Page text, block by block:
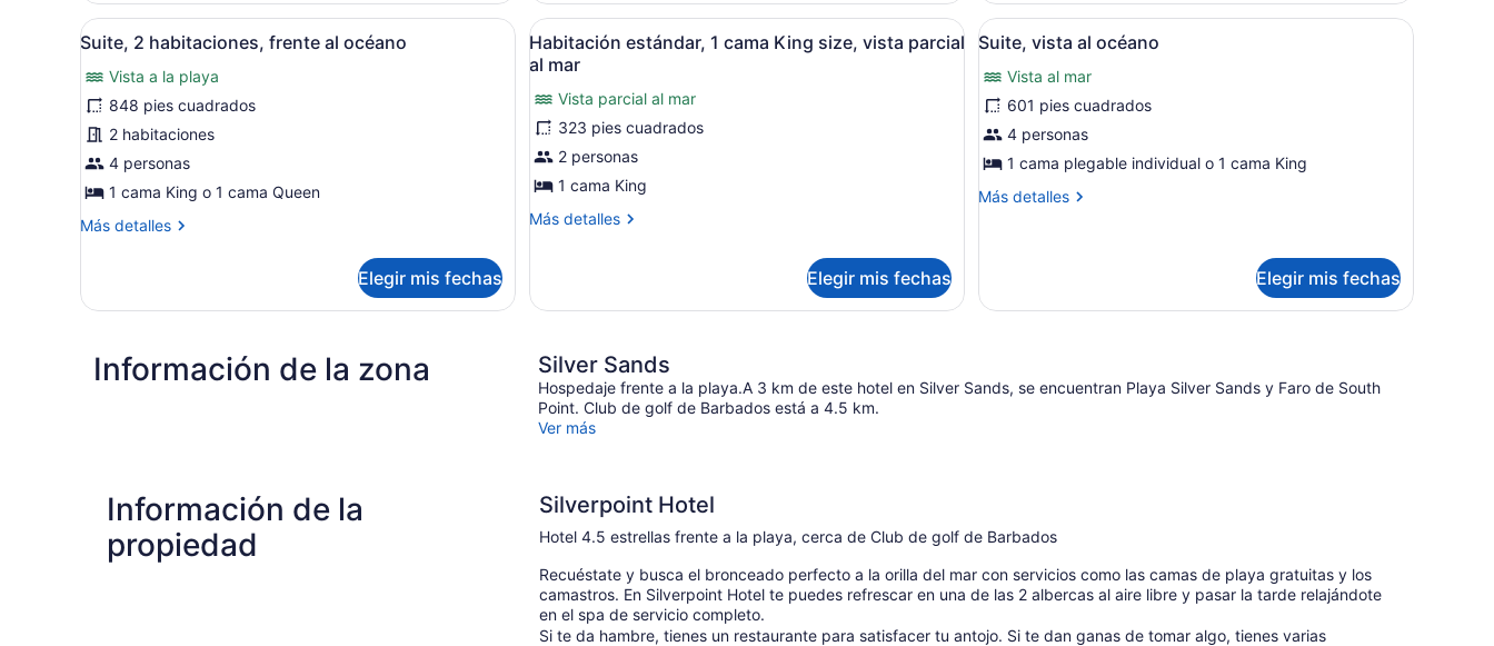
frente
al
océano
cama
King
frente
al
océano
size
y
sofá
cama
King
size
y
sofá
cama
al
océano
Abrir
todas
las
fotos
de
Suite,
2
habitaciones,
frente
Suite, 2 habitaciones, frente al océano | Ropa de cama de alta calidad y caja de seguridad en la habitación
5
Suite, 2 habitaciones, frente al océano
Vista a la playa
848 pies cuadrados
2 habitaciones
4 personas
1 cama King o 1 cama Queen
Más detalles
Más
2
océano
Elegir mis fechas
Abrir
todas
las
fotos
de
Habitación
estándar,
1
cama
vista
al
mar
Habitación estándar, 1 cama King size, vista parcial al mar | Ropa de cama de alta calidad y caja de
5
Habitación estándar, 1 cama King size, vista parcial
al mar
Vista parcial al mar
323 pies cuadrados
2 personas
1 cama King
Más detalles
Más
estándar,
King
size,
vista
parcial
Elegir mis fechas
Abrir
todas
las
fotos
de
Suite,
al
Suite, vista al océano | Ropa de cama
5
Suite, vista al océano
Vista al mar
601 pies cuadrados
4 personas
1 cama plegable individual o 1 cama King
Más detalles
Más
al
océano
Elegir mis fechas
Información de la zona Silver Sands
Hospedaje frente a la playa.A 3 km de este hotel en Silver Sands, se encuentran Playa Silver Sands y Faro de South
Point. Club de golf de Barbados está a 4.5 km.
Ver más
Información de la
propiedad
Silverpoint Hotel
Hotel 4.5 estrellas frente a la playa, cerca de Club de golf de Barbados
Recuéstate y busca el bronceado perfecto a la orilla del mar con servicios como las camas de playa gratuitas y los
camastros. En Silverpoint Hotel te puedes refrescar en una de las 2 albercas al aire libre y pasar la tarde relajándote
en el spa de servicio completo.
Si te da hambre, tienes un restaurante para satisfacer tu antojo. Si te dan ganas de tomar algo, tienes varias